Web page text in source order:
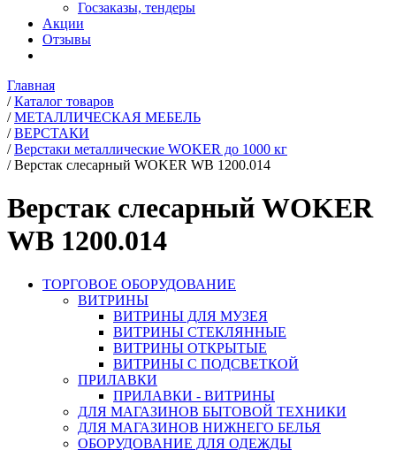
Госзаказы, тендеры
Акции
Отзывы
Главная
/ Каталог товаров
/ МЕТАЛЛИЧЕСКАЯ МЕБЕЛЬ
/ ВЕРСТАКИ
/ Верстаки металлические WOKER до 1000 кг
/ Верстак слесарный WOKER WB 1200.014
Верстак слесарный WOKER
WB 1200.014
ТОРГОВОЕ ОБОРУДОВАНИЕ
ВИТРИНЫ
ВИТРИНЫ ДЛЯ МУЗЕЯ
ВИТРИНЫ СТЕКЛЯННЫЕ
ВИТРИНЫ ОТКРЫТЫЕ
ВИТРИНЫ С ПОДСВЕТКОЙ
ПРИЛАВКИ
ПРИЛАВКИ - ВИТРИНЫ
ДЛЯ МАГАЗИНОВ БЫТОВОЙ ТЕХНИКИ
ДЛЯ МАГАЗИНОВ НИЖНЕГО БЕЛЬЯ
ОБОРУДОВАНИЕ ДЛЯ ОДЕЖДЫ